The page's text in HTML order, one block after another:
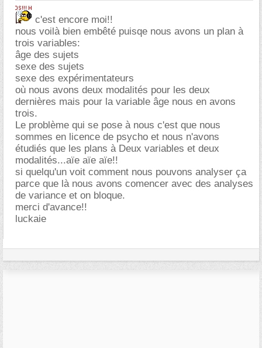
c'est encore moi!!
nous voilà bien embêté puisqe nous avons un plan à
trois variables:
ge des sujets
sexe des sujets
sexe des expérimentateurs
où nous avons deux modalités pour les deux
dernières mais pour la variable âge nous en avons
trois.
Le problème qui se pose à nous c'est que nous
sommes en licence de psycho et nous n'avons
étudiés que les plans à Deux variables et deux
modalités...aïe aïe aïe!!
si quelqu'un voit comment nous pouvons analyser ça
parce que là nous avons comencer avec des analyses
de variance et on bloque.
merci d'avance!!
luckaie